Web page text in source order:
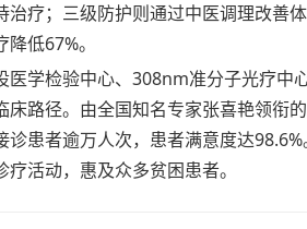
治疗；三级防护则通过中医调理改善
低67%。
医学检验中心、308nm准分子光疗中
床路径。由全国知名专家张喜艳领衔
诊患者逾万人次，患者满意度达
疗活动，惠及众多贫困患者。